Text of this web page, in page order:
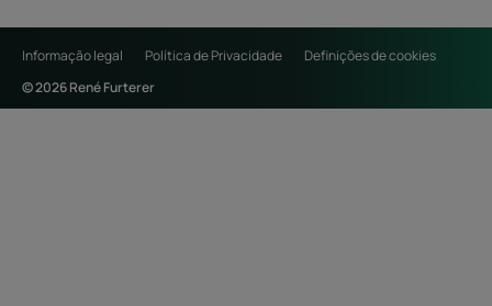
Informação legal Política de Privacidade
Definições de cookies
© 2026 René Furterer